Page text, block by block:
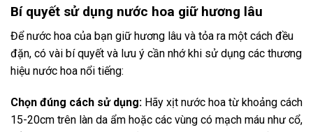
Bí quyết sử dụng nước hoa giữ hương lâu
Để nước hoa của bạn giữ hương lâu và tỏa ra một cách đều
đặn, có vài bí quyết và lưu ý cần nhớ khi sử dụng các thương
hiệu nước hoa nổi tiếng:
Chọn đúng cách sử dụng: Hãy xịt nước hoa từ khoảng cách
15-20cm trên làn da ẩm hoặc các vùng có mạch máu như cổ,